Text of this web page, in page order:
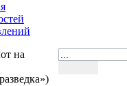
на